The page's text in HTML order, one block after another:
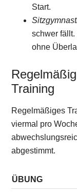
Start.
schwer
ohne
Training
Regelmäßiges
viermal pro
abgestimmt.
ÜBUNG